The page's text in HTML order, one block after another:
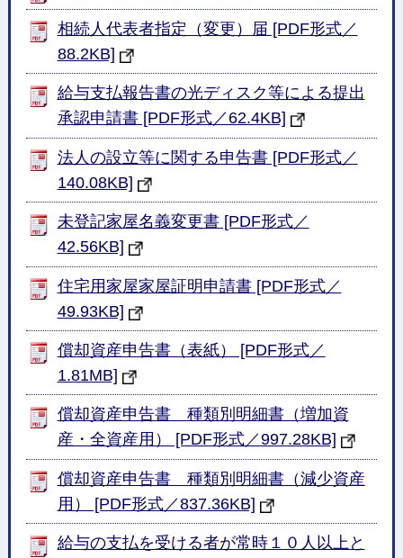
相続人代表者指定（変更）届 [PDF形式／
88.2KB]
給与支払報告書の光ディスク等による提出
承認申請書 [PDF形式／62.4KB]
法人の設立等に関する申告書 [PDF形式／
140.08KB]
未登記家屋名義変更書 [PDF形式／
42.56KB]
住宅用家屋家屋証明申請書 [PDF形式／
49.93KB]
償却資産申告書（表紙） [PDF形式／
1.81MB]
償却資産申告書 種類別明細書（増加資
産・全資産用） [PDF形式／997.28KB]
償却資産申告書 種類別明細書（減少資産
用） [PDF形式／837.36KB]
給与の支払を受ける者が常時１０人以上と